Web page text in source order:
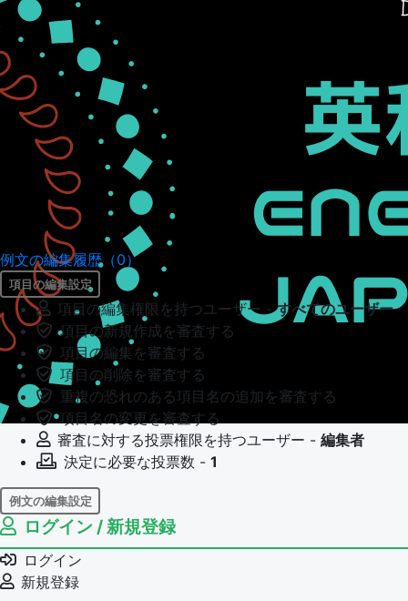
例文の編集履歴（0）
項目の編集設定
項目の編集権限を持つユーザー -すべてのユーザー
項目の新規作成を審査する
項目の編集を審査する
項目の削除を審査する
重複の恐れのある項目名の追加を審査する
項目名の変更を審査する
審査に対する投票権限を持つユーザー - 編集者
決定に必要な投票数 - 1
例文の編集設定
例文の編集権限を持つユーザー -
例文の編集を審査する
例文の削除を審査する
審査に対する投票権限を持つユーザー -
ログイン / 新規登録
ログイン
新規登録